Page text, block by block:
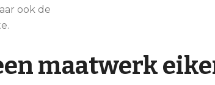
ook de
maatwerk